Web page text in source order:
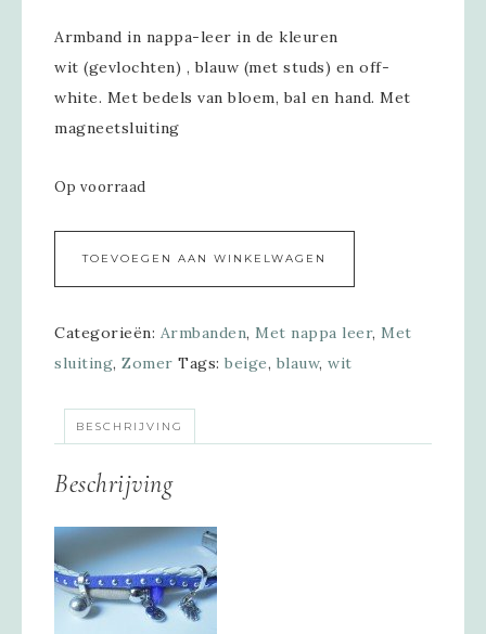
Armband in nappa-leer in de kleuren
wit (gevlochten) , blauw (met studs) en off-
white. Met bedels van bloem, bal en hand. Met
magneetsluiting
Op voorraad
TOEVOEGEN AAN WINKELWAGEN
Categorieën: Armbanden, Met nappa leer, Met
sluiting, Zomer Tags: beige, blauw, wit
BESCHRIJVING
Beschrijving